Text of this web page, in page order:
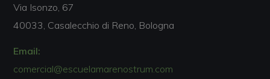
Via Isonzo, 67
40033, Casalecchio di Reno, Bologna
Email:
comercial@escuelamarenostrum.com